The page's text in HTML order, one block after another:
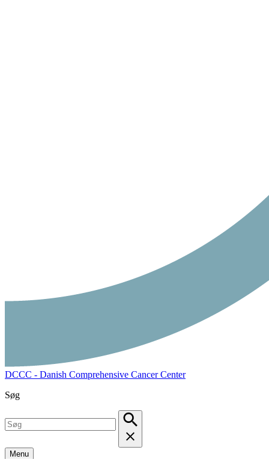
DCCC - Danish Comprehensive Cancer Center
Søg
Menu